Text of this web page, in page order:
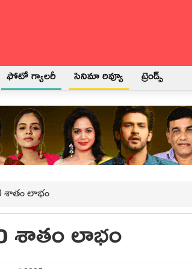
ఫోటో గ్యాలరీ సినిమా రివ్యూ ట్రెండ్స్
శాతం లాభం
శాతం లాభం